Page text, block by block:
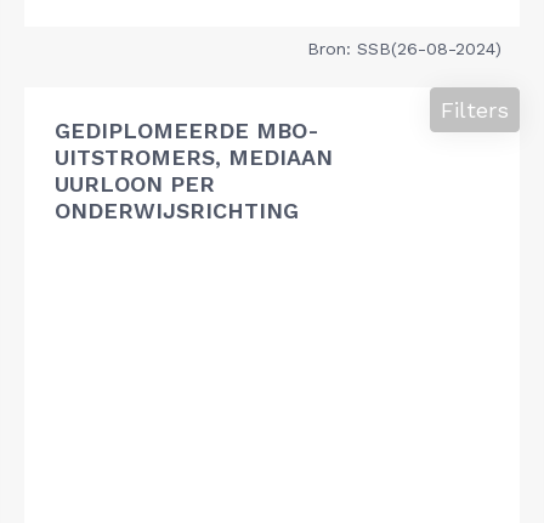
Bron: SSB(26-08-2024)
GEDIPLOMEERDE MBO-
UITSTROMERS, MEDIAAN
UURLOON PER
ONDERWIJSRICHTING
Filters